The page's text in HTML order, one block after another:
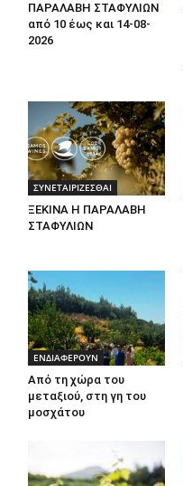
ΠΑΡΑΛΑΒΗ ΣΤΑΦΥΛΙΩΝ
από 10 έως και 14-08-
2026
ΣΥΝΕΤΑΙΡΙΖΕΣΘΑΙ
ΞΕΚΙΝΑ Η ΠΑΡΑΛΑΒΗ
ΣΤΑΦΥΛΙΩΝ
ΕΝΔΙΑΦΕΡΟΥΝ
Από τη χώρα του
μεταξιού, στη γη του
μοσχάτου